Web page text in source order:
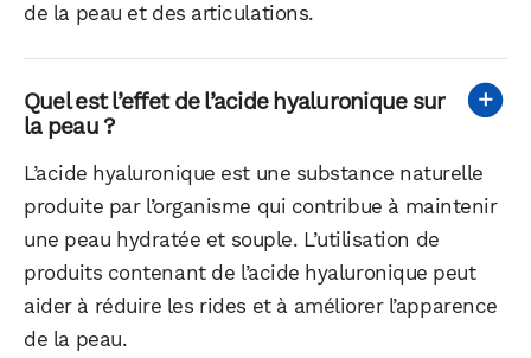
de la peau et des articulations.
Quel est l’effet de l’acide hyaluronique sur
la peau ?
L’acide hyaluronique est une substance naturelle
produite par l’organisme qui contribue à maintenir
une peau hydratée et souple. L’utilisation de
produits contenant de l’acide hyaluronique peut
aider à réduire les rides et à améliorer l’apparence
de la peau.